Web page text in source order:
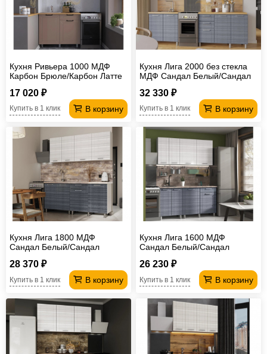
Кухня Ривьера 1000 МДФ
Карбон Брюле/Карбон Латте
17 020 ₽
В корзину
Купить в 1 клик
Кухня Лига 2000 без стекла
МДФ Сандал Белый/Сандал
32 330 ₽
В корзину
Купить в 1 клик
Кухня Лига 1800 МДФ
Сандал Белый/Сандал
28 370 ₽
В корзину
Купить в 1 клик
Кухня Лига 1600 МДФ
Сандал Белый/Сандал
26 230 ₽
В корзину
Купить в 1 клик